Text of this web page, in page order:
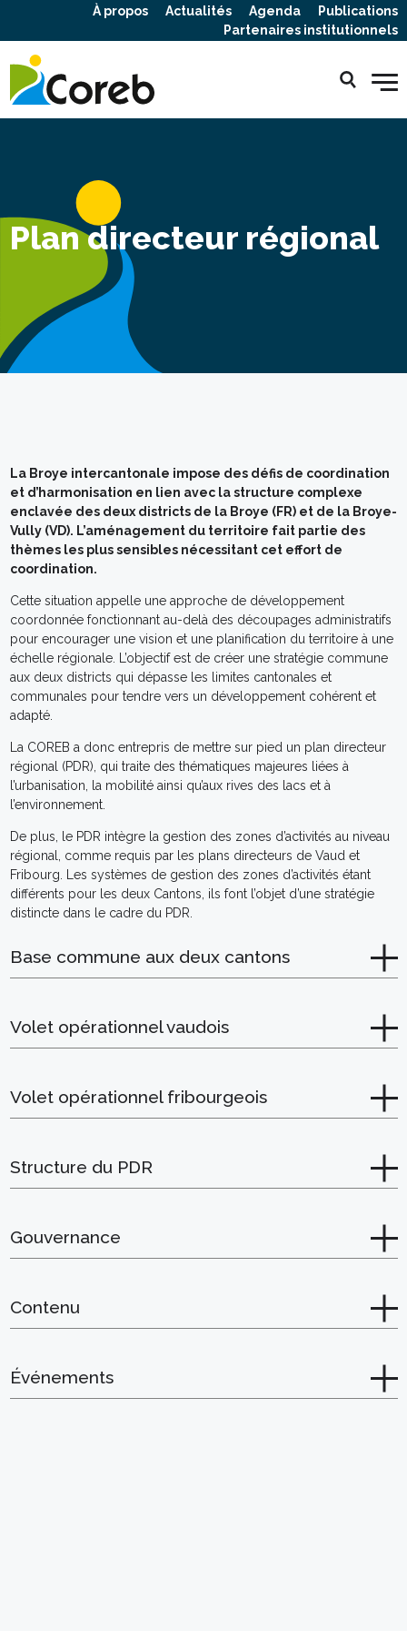
À propos Actualités Agenda
Publications
Partenaires institutionnels
Plan directeur régional
La Broye intercantonale impose des défis de coordination
et d’harmonisation en lien avec la structure complexe
enclavée des deux districts de la Broye (FR) et de la Broye-
Vully (VD). L’aménagement du territoire fait partie des
thèmes les plus sensibles nécessitant cet effort de
coordination.
Cette situation appelle une approche de développement
coordonnée fonctionnant au-delà des découpages administratifs
pour encourager une vision et une planification du territoire à une
échelle régionale. L’objectif est de créer une stratégie commune
aux deux districts qui dépasse les limites cantonales et
communales pour tendre vers un développement cohérent et
adapté.
La COREB a donc entrepris de mettre sur pied un plan directeur
régional (PDR), qui traite des thématiques majeures liées à
l’urbanisation, la mobilité ainsi qu’aux rives des lacs et à
l’environnement.
De plus, le PDR intègre la gestion des zones d’activités au niveau
régional, comme requis par les plans directeurs de Vaud et
Fribourg. Les systèmes de gestion des zones d’activités étant
différents pour les deux Cantons, ils font l’objet d’une stratégie
distincte dans le cadre du PDR.
Base commune aux deux cantons
Volet opérationnel vaudois
Volet opérationnel fribourgeois
Structure du PDR
Gouvernance
Contenu
Événements